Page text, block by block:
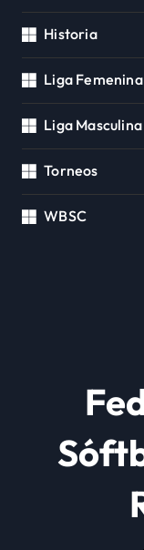
Historia
Liga Femenina
Liga Masculina
Torneos
WBSC